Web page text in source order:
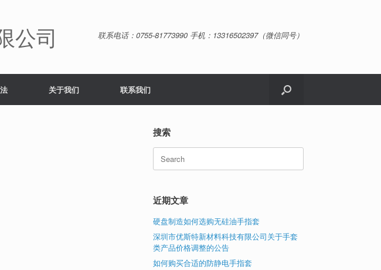
公司 联系电话：0755-81773990 手机：13316502397（微信同号）
关于我们 联系我们
搜索
Search
for:
近期文章
硬盘制造如何选购无硅油手指套
深圳市优斯特新材料科技有限公司关于手套
类产品价格调整的公告
如何购买合适的防静电手指套